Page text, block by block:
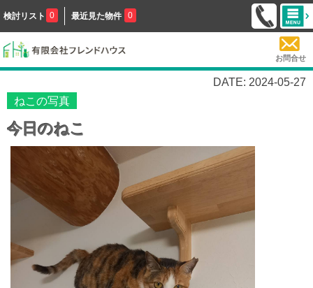
検討リスト 0 最近見た物件 0
お問合せ
DATE: 2024-05-27
ねこの写真
今日のねこ